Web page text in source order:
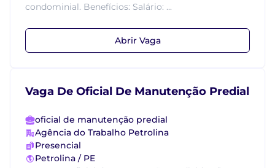
condominial. Benefícios: Salário: ...
Abrir Vaga
Vaga De Oficial De Manutenção Predial
oficial de manutenção predial
Agência do Trabalho Petrolina
Presencial
Petrolina / PE